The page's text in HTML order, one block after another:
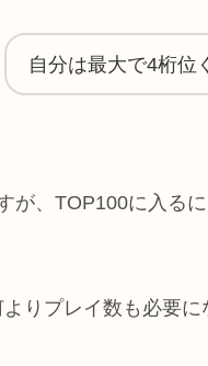
自分は最大で4桁位
が、TOP100に入る
りプレイ数も必要に